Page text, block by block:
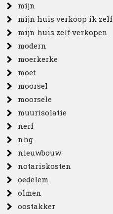
mijn
mijn huis verkoop ik zelf
mijn huis zelf verkopen
modern
moerkerke
moet
moorsel
moorsele
muurisolatie
nerf
nhg
nieuwbouw
notariskosten
oedelem
olmen
oostakker